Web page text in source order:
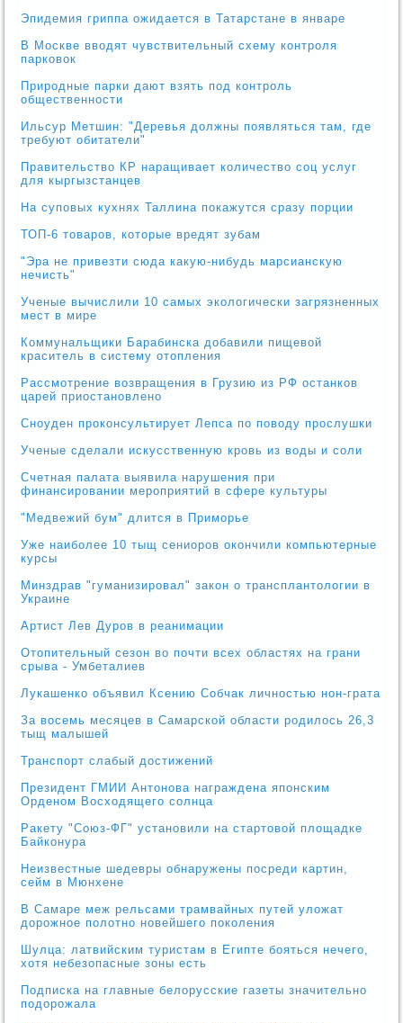
Эпидемия гриппа ожидается в Татарстане в январе
В Москве вводят чувствительный схему контроля
парковок
Природные парки дают взять под контроль
общественности
Ильсур Метшин: "Деревья должны появляться там, где
требуют обитатели"
Правительство КР наращивает количество соц услуг
для кыргызстанцев
На суповых кухнях Таллина покажутся сразу порции
ТОП-6 товаров, которые вредят зубам
"Эра не привезти сюда какую-нибудь марсианскую
нечисть"
Ученые вычислили 10 самых экологически загрязненных
мест в мире
Коммунальщики Барабинска добавили пищевой
краситель в систему отопления
Рассмотрение возвращения в Грузию из РФ останков
царей приостановлено
Сноуден проконсультирует Лепса по поводу прослушки
Ученые сделали искусственную кровь из воды и соли
Счетная палата выявила нарушения при
финансировании мероприятий в сфере культуры
"Медвежий бум" длится в Приморье
Уже наиболее 10 тыщ сениоров окончили компьютерные
курсы
Минздрав "гуманизировал" закон о трансплантологии в
Украине
Артист Лев Дуров в реанимации
Отопительный сезон во почти всех областях на грани
срыва - Умбеталиев
Лукашенко объявил Ксению Собчак личностью нон-грата
За восемь месяцев в Самарской области родилось 26,3
тыщ малышей
Транспорт слабый достижений
Президент ГМИИ Антонова награждена японским
Орденом Восходящего солнца
Ракету "Союз-ФГ" установили на стартовой площадке
Байконура
Неизвестные шедевры обнаружены посреди картин,
сейм в Мюнхене
В Самаре меж рельсами трамвайных путей уложат
дорожное полотно новейшего поколения
Шулца: латвийским туристам в Египте бояться нечего,
хотя небезопасные зоны есть
Подписка на главные белорусские газеты значительно
подорожала